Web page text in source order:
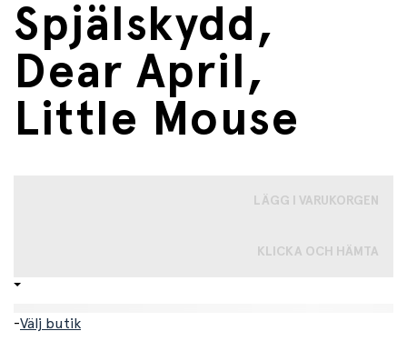
Spjälskydd,
Dear April,
Little Mouse
LÄGG I VARUKORGEN
KLICKA OCH HÄMTA
-Välj butik